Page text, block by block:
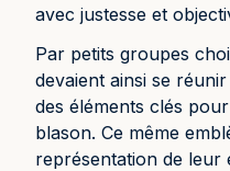
avec justesse et
Par petits groupes
devaient ainsi se
des éléments clés
blason. Ce même
représentation de leur